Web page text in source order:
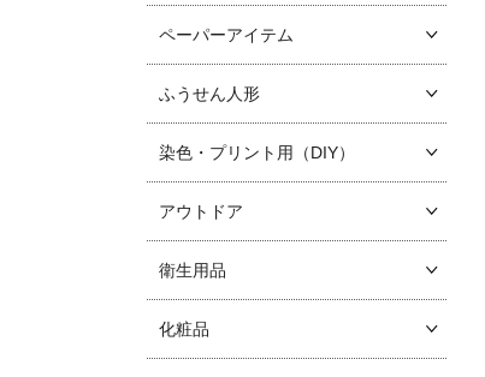
ペーパーアイテム
ふうせん人形
染色・プリント用（DIY）
アウトドア
衛生用品
化粧品